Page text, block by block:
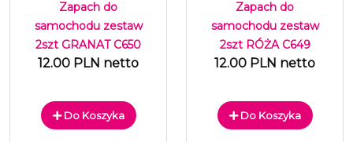
Zapach do
samochodu zestaw
2szt GRANAT C650
12.00 PLN netto
Do Koszyka
Zapach do
samochodu zestaw
2szt RÓŻA C649
12.00 PLN netto
Do Koszyka